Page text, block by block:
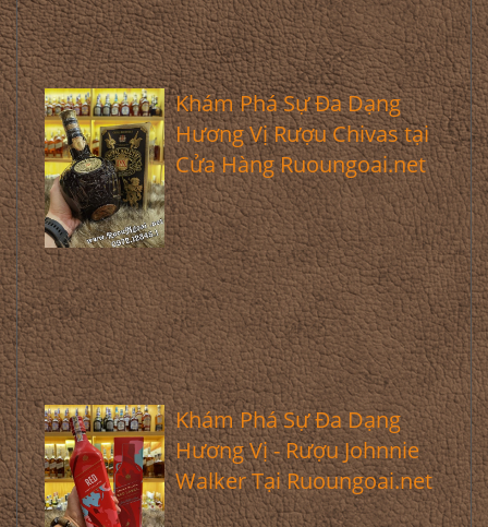
Khám Phá Sự Đa Dạng
Hương Vị Rượu Chivas tại
Cửa Hàng Ruoungoai.net
Khám Phá Sự Đa Dạng
Hương Vị - Rượu Johnnie
Walker Tại Ruoungoai.net